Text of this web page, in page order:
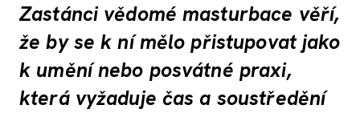
Zastánci vědomé masturbace věří,
že by se k ní mělo přistupovat jako
k umění nebo posvátné praxi,
která vyžaduje čas a soustředění